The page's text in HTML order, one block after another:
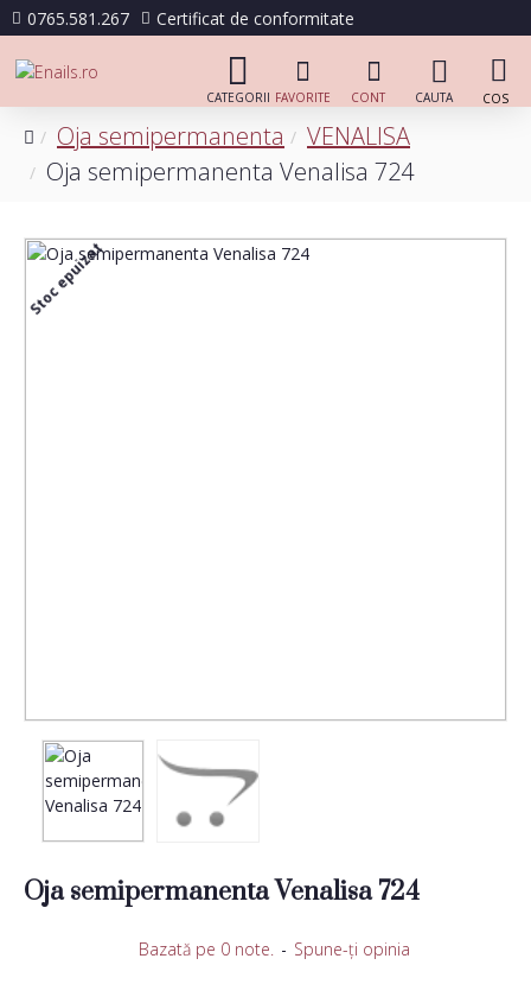
0765.581.267 Certificat de conformitate
Oja semipermanenta
VENALISA
Oja semipermanenta Venalisa 724
Stoc epuizat
Oja semipermanenta Venalisa 724
Bazată pe 0 note. - Spune-ţi opinia